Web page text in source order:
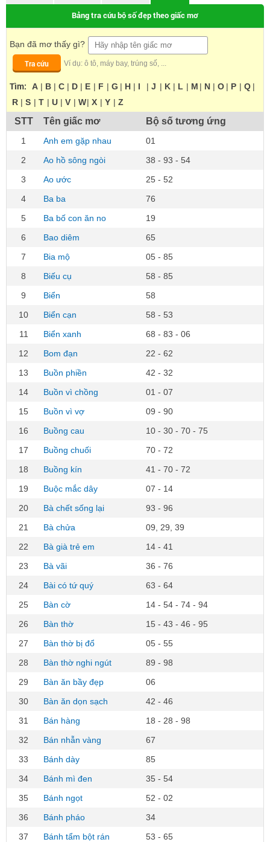
Bảng tra cứu bộ số đẹp theo giấc mơ
Bạn đã mơ thấy gì?
Tra cứu
Ví dụ: ô tô, máy bay, trúng số, ...
Tìm: A | B | C | D | E | F | G | H | I | J | K | L | M | N | O | P | Q |
R | S | T | U | V | W| X | Y | Z
STT Tên giấc mơ Bộ số tương ứng
1 Anh em gặp nhau
01
2
Ao hồ sông ngòi
38 - 93 - 54
3
Ao ước
25 - 52
4
Ba ba
76
5
Ba bố con ăn no
19
6
Bao diêm
65
7
Bia mộ
05 - 85
8
Biếu cụ
58 - 85
9
Biển
58
10
Biển cạn
58 - 53
11
Biển xanh
68 - 83 - 06
12
Bom đạn
22 - 62
13
Buồn phiền
42 - 32
14
Buồn vì chồng
01 - 07
15
Buồn vì vợ
09 - 90
16
Buồng cau
10 - 30 - 70 - 75
17
Buồng chuối
70 - 72
18
Buồng kín
41 - 70 - 72
19
Buộc mắc dây
07 - 14
20
Bà chết sống lại
93 - 96
21
Bà chửa
09, 29, 39
22
Bà già trẻ em
14 - 41
23
Bà vãi
36 - 76
24
Bài có tứ quý
63 - 64
25
Bàn cờ
14 - 54 - 74 - 94
26
Bàn thờ
15 - 43 - 46 - 95
27
Bàn thờ bị đổ
05 - 55
28
Bàn thờ nghi ngút
89 - 98
29
Bàn ăn bầy đẹp
06
30
Bàn ăn dọn sạch
42 - 46
31
Bán hàng
18 - 28 - 98
32
Bán nhẫn vàng
67
33
Bánh dày
85
34
Bánh mì đen
35 - 54
35
Bánh ngọt
52 - 02
36
Bánh pháo
34
37
Bánh tẩm bột rán
53 - 65